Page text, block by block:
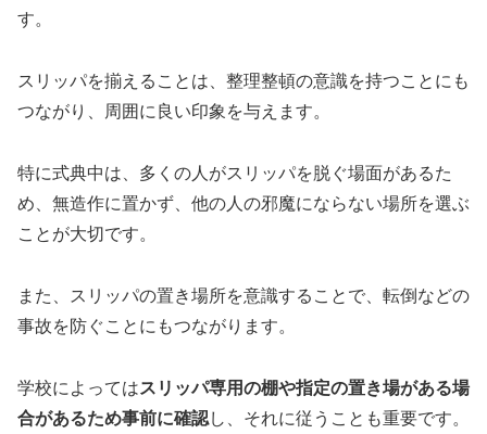
す。
スリッパを揃えることは、整理整頓の意識を持つことにも
つながり、周囲に良い印象を与えます。
特に式典中は、多くの人がスリッパを脱ぐ場面があるた
め、無造作に置かず、他の人の邪魔にならない場所を選ぶ
ことが大切です。
また、スリッパの置き場所を意識することで、転倒などの
事故を防ぐことにもつながります。
学校によってはスリッパ専用の棚や指定の置き場がある場
合があるため事前に確認し、それに従うことも重要です。